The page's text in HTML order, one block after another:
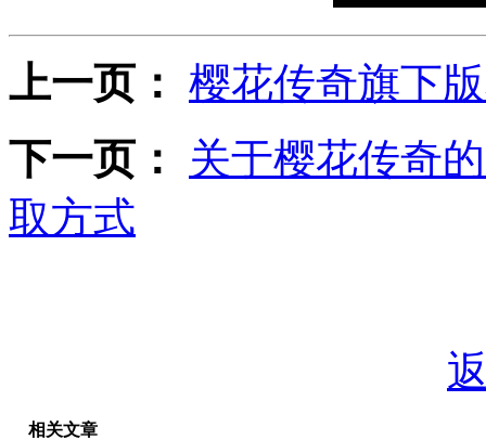
上一页： 樱花传奇旗下
下一页：
关于樱花传奇
取方式
相关文章